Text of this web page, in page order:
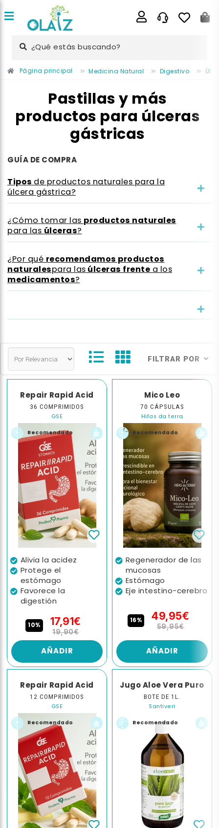
¿Qué estás buscando?
Página principal Medicina Natural Digestivo
Pastillas y más
productos para úlceras
gástricas
GUÍA DE COMPRA
Tiposdeproductos naturalespara la
úlceragástrica?
¿Cómo tomar lasproductos naturales
para lasúlceras?
¿Por quérecomendamos productos
naturalespara lasúlceras frentea los
medicamentos?
FILTRAR POR
Repair Rapid Acid
36 COMPRIMIDOS
GSE
Recomendado
Alivia la acidez
Protege el
estómago
Favorece la
digestión
10% 17,91€
19,90€
AÑADIR
Mico Leo
70 CÁPSULAS
Hifas da terra
Recomendado
Regenerador de las
mucosas
Estómago
Eje intestino-cerebro
16% 49,95€
59,95€
AÑADIR
Repair Rapid Acid
12 COMPRIMIDOS
GSE
Recomendado
Jugo Aloe Vera Puro
BOTE DE 1L.
Santiveri
Recomendado